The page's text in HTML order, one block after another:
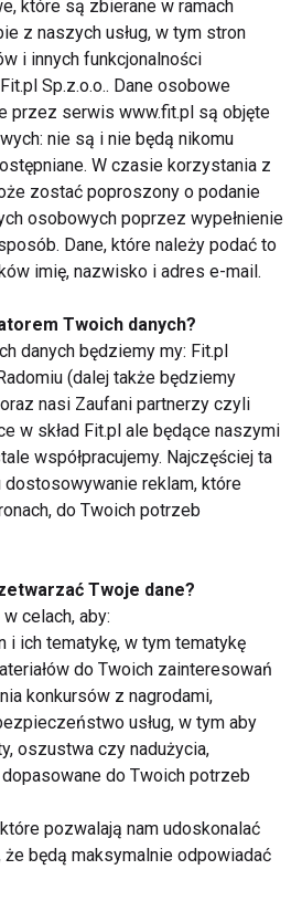
na
Chroń swoje dziecko
przed krzywicą
przygotowania!
Uważaj na kręgosłup!
więcej
Nadużywanie
smartfonów i laptopów
kręgosłupa!
które są zbierane w ramach
z naszych usług, w tym stron
i innych funkcjonalności
Sp.z.o.o.. Dane osobowe
przez serwis www.fit.pl są objęte
nie są i nie będą nikomu
W czasie korzystania z
zostać poproszony o podanie
osobowych poprzez wypełnienie
Dane, które należy podać to
imię, nazwisko i adres e-mail.
Twoich danych?
danych będziemy my: Fit.pl
(dalej także będziemy
nasi Zaufani partnerzy czyli
w skład Fit.pl ale będące naszymi
współpracujemy. Najczęściej ta
dostosowywanie reklam, które
do Twoich potrzeb
Twoje dane?
celach, aby:
i ich tematykę, w tym tematykę
do Twoich zainteresowań
konkursów z nagrodami,
usług, w tym aby
oszustwa czy nadużycia,
do Twoich potrzeb
pozwalają nam udoskonalać
że będą maksymalnie odpowiadać